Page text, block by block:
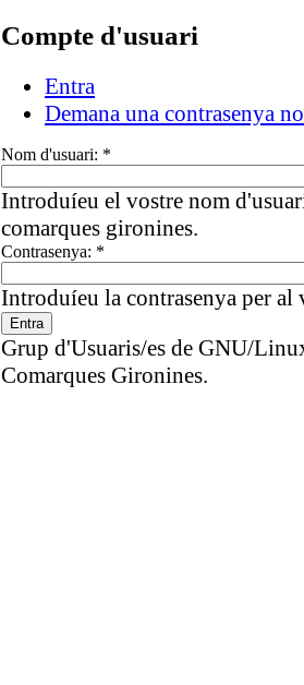
Compte d'usuari
Entra
Demana una contrasenya
Nom d'usuari: *
Introduíeu el vostre nom
comarques gironines.
Contrasenya: *
Introduíeu la contrasenya per al
Grup d'Usuaris/es de GNU/
Comarques Gironines.